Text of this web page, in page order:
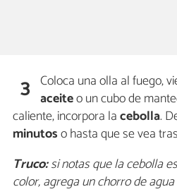
3 Coloca una olla al fuego,
aceiteo un cubo de
caliente, incorpora lacebolla.
minutoso hasta que se vea
Truco:si notas que la cebolla
color, agrega un chorro de